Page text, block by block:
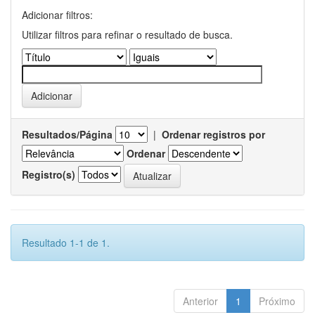
Adicionar filtros:
Utilizar filtros para refinar o resultado de busca.
Resultados/Página | Ordenar registros por
Ordenar
Registro(s)
Resultado 1-1 de 1.
Anterior 1 Próximo